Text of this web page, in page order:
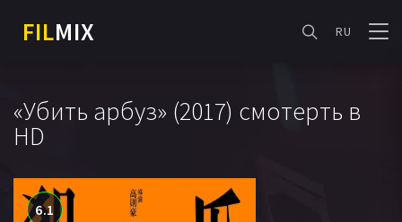
FILMIX RU
«Убить арбуз» (2017) смотерть в
HD
6.1